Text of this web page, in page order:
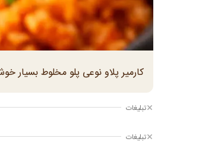
کارمیر پلاو نوعی پلو مخلوط بسیار
تبلیغات
تبلیغات